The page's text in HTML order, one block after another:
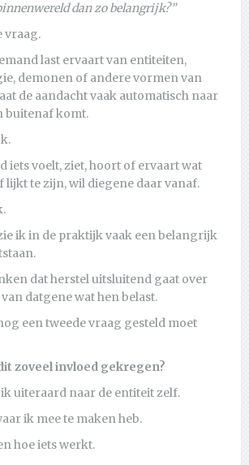
dan zo belangrijk?”
vraag.
last ervaart van entiteiten,
demonen of andere vormen van
de aandacht vaak automatisch naar
buitenaf komt.
iets voelt, ziet, hoort of ervaart wat
lijkt te zijn, wil diegene daar vanaf.
ik in de praktijk vaak een belangrijk
dat herstel uitsluitend gaat over
datgene wat hen belast.
een tweede vraag gesteld moet
zoveel invloed gekregen?
uiteraard naar de entiteit zelf.
ik mee te maken heb.
hoe iets werkt.